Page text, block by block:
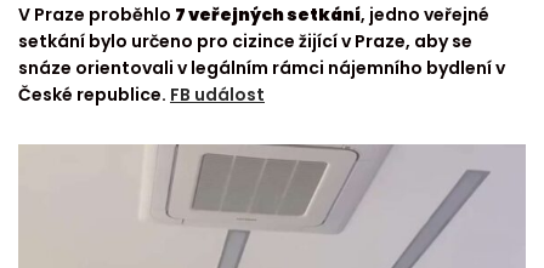
V Praze proběhlo 7 veřejných setkání, jedno veřejné
setkání bylo určeno pro cizince žijící v Praze, aby se
snáze orientovali v legálním rámci nájemního bydlení v
České republice. FB událost